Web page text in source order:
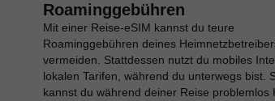
Roaminggebühren
Mit einer Reise-eSIM kannst du teure
Roaminggebühren deines
vermeiden. Stattdessen nutzt du mobiles
lokalen Tarifen, während du unterwegs bist.
kannst du während deiner Reise problemlos